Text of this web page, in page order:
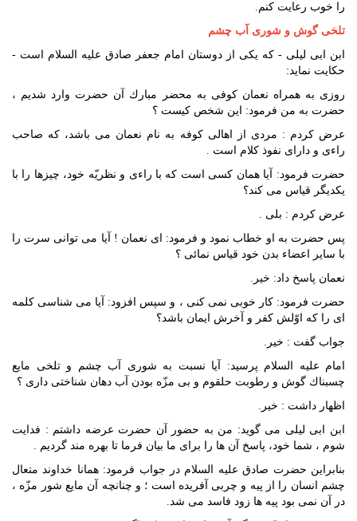
را خوب رعایت کنم.
تلخى گوش و شورى آب چشم
ابن ابى ليلى - كه يكى از دوستان امام جعفر صادق عليه السلام است -
حكايت نمايد:
روزى به همراه نعمان كوفى به محضر مبارك آن حضرت وارد شديم ،
حضرت به من فرمود: اين شخص كيست ؟
عرض كردم : مردى از اهالى كوفه به نام نعمان مى باشد، كه صاحب
راءى و داراى نفوذ كلام است .
حضرت فرمود: آيا همان كسى است كه با راءى و نظريّه خود، چيزها را با
يكديگر قياس مى كند؟
عرض كردم : بلى .
پس حضرت به او خطاب نمود و فرمود: اى نعمان ! آيا مى توانى سرت را
با ساير اعضاء بدن خود قياس نمائى ؟
نعمان پاسخ داد: خير.
حضرت فرمود: كار خوبى نمى كنى ، و سپس افزود: آيا مى شناسى كلمه
اى را كه اوّلش كفر و آخرش ايمان باشد؟
جواب گفت : خير.
امام عليه السلام پرسيد: آيا نسبت به شورى آب چشم و تلخى مايع
چسبناك گوش و رطوبت حلقوم و بى مزّه بودن آب دهان شناختى دارى ؟
اظهار داشت : خير.
ابن ابى ليلى مى گويد: من به حضور آن حضرت عرضه داشتم : فدايت
شوم ، شما خود، پاسخ آن ها را براى ما بيان فرما تا بهره مند گرديم .
بنابراين حضرت صادق عليه السلام در جواب فرمود: همانا خداوند متعال
چشم انسان را از پيه و چربى آفريده است ؛ و چنانچه آن مايع شور مزّه ،
در آن نمى بود پيه ها زود فاسد مى شد.